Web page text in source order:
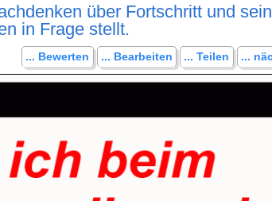
über Fortschritt und
in Frage stellt.
... Bewerten ... Bearbeiten ... Teilen ...